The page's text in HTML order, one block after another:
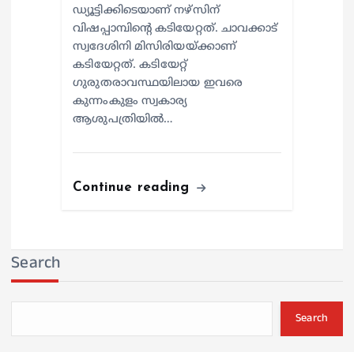
ഡ്യൂട്ടിക്കിടെയാണ് നഴ്സിന്
വിഷപ്പാമ്പിന്റെ കടിയേറ്റത്. ചാവക്കാട്
സ്വദേശിനി മിസിരിയയ്ക്കാണ്
കടിയേറ്റത്. കടിയേറ്റ്
ഗുരുതരാവസ്ഥയിലായ ഇവരെ
കുന്നംകുളം സ്വകാര്യ
ആശുപത്രിയില്‍…
Continue reading
Search
Search